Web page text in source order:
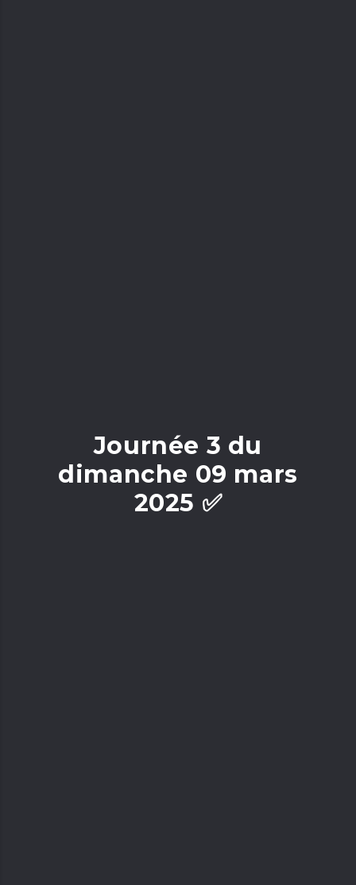
Journée 3 du
dimanche 09 mars
2025 ✅